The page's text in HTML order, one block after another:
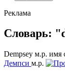
Реклама
Словарь:
Dempsey м.р. имя
Демпси м.р.